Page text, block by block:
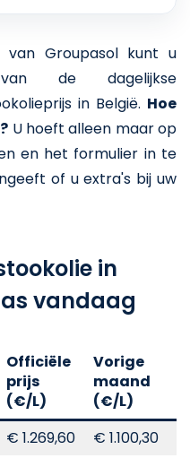
Groupasol kunt u
de dagelijkse
in België. Hoe
U hoeft alleen maar op
en het formulier in te
of u extra's bij uw
in
vandaag
Officiële
prijs
(€/L)
Vorige
maand
(€/L)
€ 1.269,60 € 1.100,30